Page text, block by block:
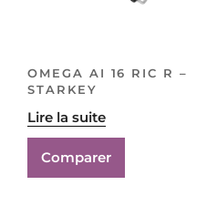
OMEGA AI 16 RIC R –
STARKEY
Lire la suite
Comparer